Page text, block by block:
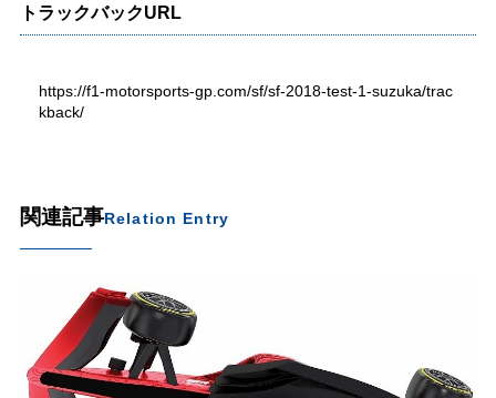
トラックバックURL
https://f1-motorsports-gp.com/sf/sf-2018-test-1-suzuka/trac
kback/
関連記事Relation Entry